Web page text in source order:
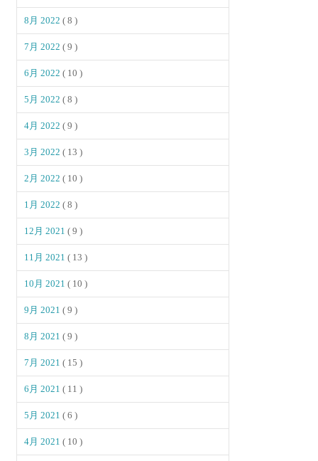
8月 2022( 8 )
7月 2022( 9 )
6月 2022( 10 )
5月 2022( 8 )
4月 2022( 9 )
3月 2022( 13 )
2月 2022( 10 )
1月 2022( 8 )
12月 2021( 9 )
11月 2021( 13 )
10月 2021( 10 )
9月 2021( 9 )
8月 2021( 9 )
7月 2021( 15 )
6月 2021( 11 )
5月 2021( 6 )
4月 2021( 10 )